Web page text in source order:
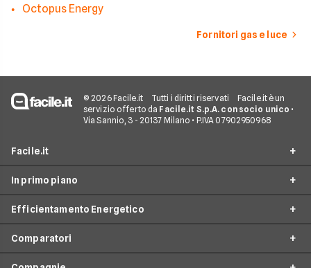
Octopus Energy
Fornitori gas e luce
© 2026 Facile.it Tutti i diritti riservati
Facile.it è un
servizio offerto da Facile.it S.p.A. con socio unico •
Via Sannio, 3 - 20137 Milano • P.IVA 07902950968
Facile.it
Assicurazioni
Prestiti
In primo piano
Offerte Luce e Gas
Offerte Energia Elettrica
Efficientamento Energetico
Impianto fotovoltaico
Comparatori